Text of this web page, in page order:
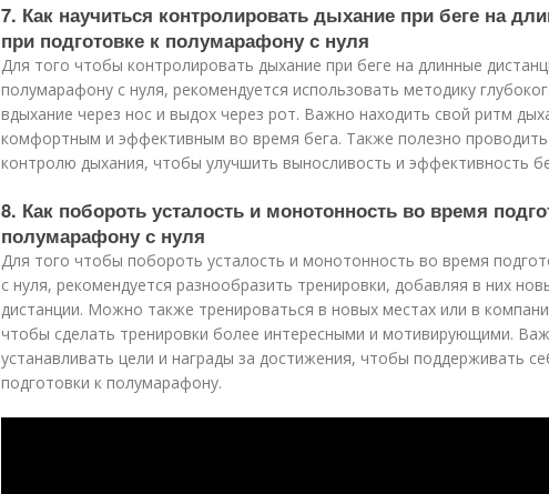
7. Как научиться контролировать дыхание при беге на
при подготовке к полумарафону с нуля
Для того чтобы контролировать дыхание при беге на длинные
полумарафону с нуля, рекомендуется использовать методику
вдыхание через нос и выдох через рот. Важно находить свой ритм
комфортным и эффективным во время бега. Также полезно проводить
контролю дыхания, чтобы улучшить выносливость и эффективность
8. Как побороть усталость и монотонность во время
полумарафону с нуля
Для того чтобы побороть усталость и монотонность во время
с нуля, рекомендуется разнообразить тренировки, добавляя в них
дистанции. Можно также тренироваться в новых местах или в
чтобы сделать тренировки более интересными и мотивирующими.
устанавливать цели и награды за достижения, чтобы поддерживать
подготовки к полумарафону.